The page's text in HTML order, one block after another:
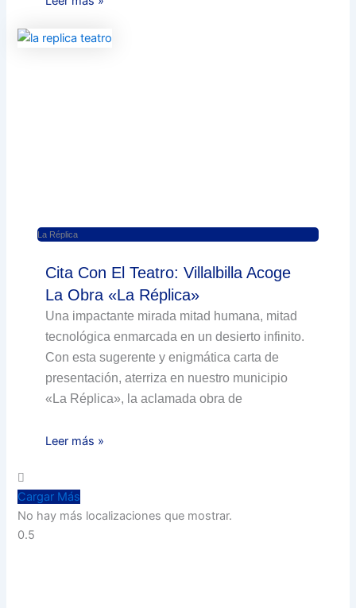
La Réplica
Cita Con El Teatro: Villalbilla Acoge
La Obra «La Réplica»
Una impactante mirada mitad humana, mitad
tecnológica enmarcada en un desierto infinito.
Con esta sugerente y enigmática carta de
presentación, aterriza en nuestro municipio
«La Réplica», la aclamada obra de
Leer más »
Cargar Más
No hay más localizaciones que mostrar.